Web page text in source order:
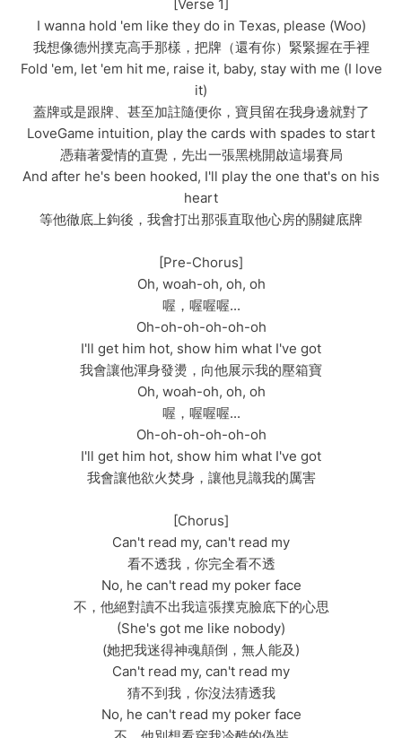
[Verse 1]
I wanna hold 'em like they do in Texas, please (Woo)
我想像德州撲克高手那樣，把牌（還有你）緊緊握在手裡
Fold 'em, let 'em hit me, raise it, baby, stay with me (I love
it)
蓋牌或是跟牌、甚至加註隨便你，寶貝留在我身邊就對了
LoveGame intuition, play the cards with spades to start
憑藉著愛情的直覺，先出一張黑桃開啟這場賽局
And after he's been hooked, I'll play the one that's on his
heart
等他徹底上鉤後，我會打出那張直取他心房的關鍵底牌
[Pre-Chorus]
Oh, woah-oh, oh, oh
喔，喔喔喔...
Oh-oh-oh-oh-oh-oh
I'll get him hot, show him what I've got
我會讓他渾身發燙，向他展示我的壓箱寶
Oh, woah-oh, oh, oh
喔，喔喔喔...
Oh-oh-oh-oh-oh-oh
I'll get him hot, show him what I've got
我會讓他欲火焚身，讓他見識我的厲害
[Chorus]
Can't read my, can't read my
看不透我，你完全看不透
No, he can't read my poker face
不，他絕對讀不出我這張撲克臉底下的心思
(She's got me like nobody)
(她把我迷得神魂顛倒，無人能及)
Can't read my, can't read my
猜不到我，你沒法猜透我
No, he can't read my poker face